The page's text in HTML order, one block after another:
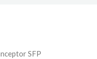
SFP